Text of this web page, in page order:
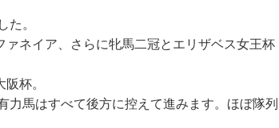
た。
ネイア、さらに牝馬二冠とエリザベス女王杯
杯。
力馬はすべて後方に控えて進みます。ほぼ隊列